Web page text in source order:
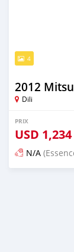
4
2012
Dili
PRIX
USD 1,234
N/A